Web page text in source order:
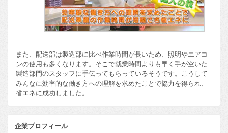
また、配送部は製造部に比べ作業時間が長いため、照明やエアコ
ンの使用も多くなります。そこで就業時間よりも早く手が空いた
製造部門のスタッフに手伝ってもらっているそうです。こうして
みんなに効率的な働き方への理解を求めたことで協力を得られ、
省エネに成功しました。
企業プロフィール